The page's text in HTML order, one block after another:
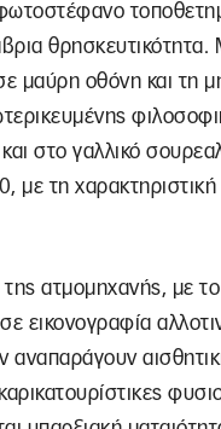
μαύρη οθόνη και τη
στο γαλλικό
με τη
ατμομηχανής, με
εικονογραφία
αναπαράγουν